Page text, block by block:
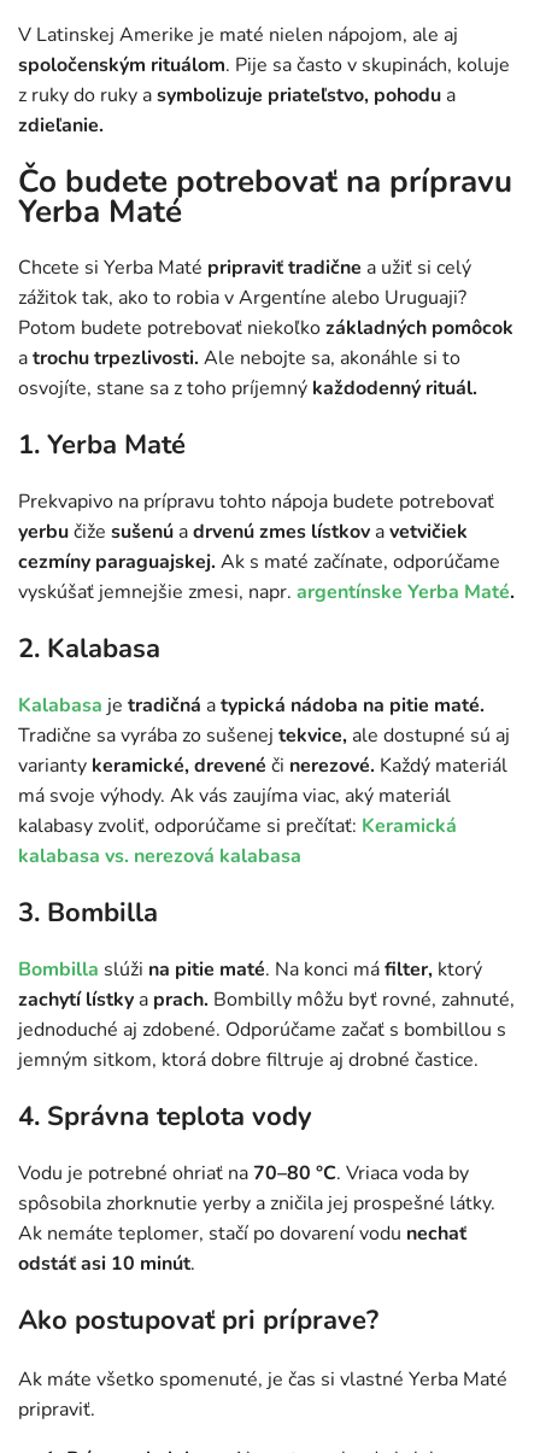
V Latinskej Amerike je maté nielen nápojom, ale aj
spoločenským rituálom. Pije sa často v skupinách, koluje
z ruky do ruky asymbolizuje priateľstvo, pohodu a
zdieľanie.
Čo budete potrebovať na prípravu
Yerba Maté
Chcete si Yerba Maté pripraviť tradične a užiť si celý
zážitok tak, ako to robia v Argentíne alebo Uruguaji?
Potom budete potrebovať niekoľkozákladných pomôcok
atrochu trpezlivosti. Ale nebojte sa, akonáhle si to
osvojíte, stane sa z toho príjemný každodenný rituál.
1. Yerba Maté
Prekvapivo na prípravu tohto nápoja budete potrebovať
yerbučiže sušenú adrvenú zmes lístkov avetvičiek
cezmíny paraguajskej. Ak s maté začínate, odporúčame
vyskúšať jemnejšie zmesi, napr. argentínske Yerba Maté.
2. Kalabasa
Kalabasa je tradičná atypická nádoba na pitie maté.
Tradične sa vyrába zo sušenej tekvice, ale dostupné sú aj
varianty keramické, drevené či nerezové. Každý materiál
má svoje výhody. Ak vás zaujíma viac, aký materiál
kalabasy zvoliť, odporúčame si prečítať: Keramická
kalabasa vs. nerezová kalabasa
3. Bombilla
Bombilla slúži na pitie maté. Na konci máfilter, ktorý
zachytí lístky a prach. Bombilly môžu byť rovné, zahnuté,
jednoduché aj zdobené. Odporúčame začať s bombillou s
jemným sitkom, ktorá dobre filtruje aj drobné častice.
4. Správna teplota vody
Vodu je potrebné ohriať na70–80 °C. Vriaca voda by
spôsobila zhorknutie yerby a zničila jej prospešné látky.
Ak nemáte teplomer, stačí po dovarení vodu nechať
odstáť asi 10 minút.
Ako postupovať pri príprave?
Ak máte všetko spomenuté, je čas si vlastné Yerba Maté
pripraviť.